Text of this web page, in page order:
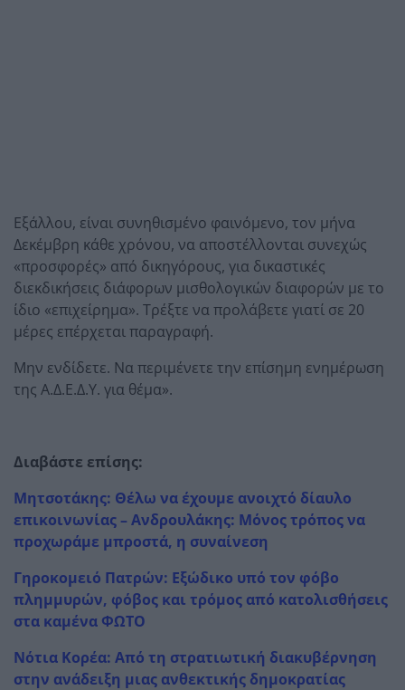
Εξάλλου, είναι συνηθισμένο φαινόμενο, τον μήνα
Δεκέμβρη κάθε χρόνου, να αποστέλλονται συνεχώς
«προσφορές» από δικηγόρους, για δικαστικές
διεκδικήσεις διάφορων μισθολογικών διαφορών με το
ίδιο «επιχείρημα». Τρέξτε να προλάβετε γιατί σε 20
μέρες επέρχεται παραγραφή.
Μην ενδίδετε. Να περιμένετε την επίσημη ενημέρωση
της Α.Δ.Ε.Δ.Υ. για θέμα».
Διαβάστε επίσης:
Μητσοτάκης: Θέλω να έχουμε ανοιχτό δίαυλο
επικοινωνίας – Ανδρουλάκης: Μόνος τρόπος να
προχωράμε μπροστά, η συναίνεση
Γηροκομειό Πατρών: Εξώδικο υπό τον φόβο
πλημμυρών, φόβος και τρόμος από κατολισθήσεις
στα καμένα ΦΩΤΟ
Νότια Κορέα: Από τη στρατιωτική διακυβέρνηση
στην ανάδειξη μιας ανθεκτικής δημοκρατίας